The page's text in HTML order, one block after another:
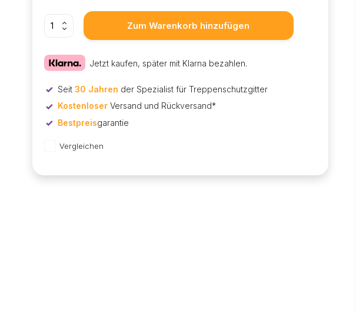
Zum Warenkorb hinzufügen
Jetzt kaufen, später mit Klarna bezahlen.
Seit30 Jahren der Spezialist für Treppenschutzgitter
KostenloserVersand und Rückversand*
Bestpreisgarantie
Vergleichen